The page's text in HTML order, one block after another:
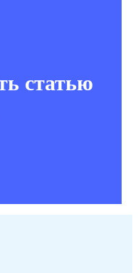
статью